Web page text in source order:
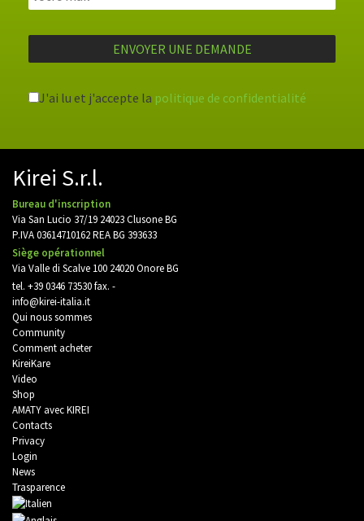
J'ai lu et j'accepte la politique de confidentialité
Kirei S.r.l.
Bureau d'inscription
Via San Lucio 37/19 24023 Clusone BG
P.IVA 03614710162 REA BG 393633
Siège opérationnel
Via Valle di Scalve 100 24020 Onore BG
tel. +39 0346 73530fax. -
info@kirei-italia.it
Qui nous sommes
Community
Comment acheter
KireiKare
Video
Shop
AMATY avec KIREI
Contacts
Privacy
Login
News
Trasparence